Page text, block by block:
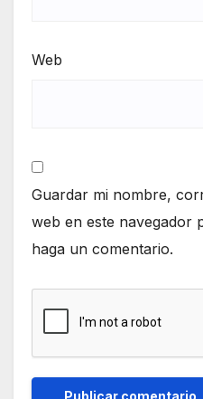
Web
Guardar mi nombre,
web en este navegador
haga un comentario.